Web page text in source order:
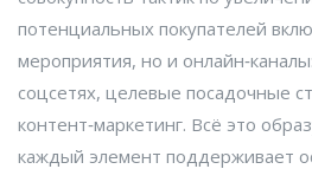
потенциальных покупателей
мероприятия, но и
соцсетях, целевые посадочные
контент‑маркетинг. Всё это
каждый элемент поддерживает